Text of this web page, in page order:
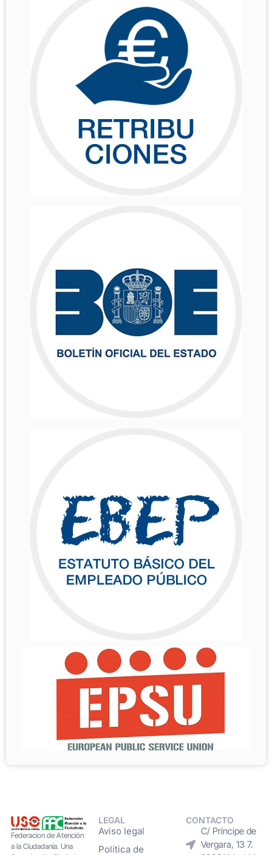
Federacion de Atención
a la Ciudadanía. Una
LEGAL
Aviso legal
Política de
CONTACTO
C/ Príncipe de
Vergara, 13 7.